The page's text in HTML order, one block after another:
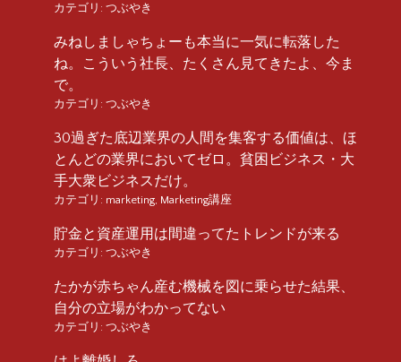
カテゴリ: つぶやき
みねしましゃちょーも本当に一気に転落した
ね。こういう社長、たくさん見てきたよ、今ま
で。
カテゴリ: つぶやき
30過ぎた底辺業界の人間を集客する価値は、ほ
とんどの業界においてゼロ。貧困ビジネス・大
手大衆ビジネスだけ。
カテゴリ: marketing, Marketing講座
貯金と資産運用は間違ってたトレンドが来る
カテゴリ: つぶやき
たかが赤ちゃん産む機械を図に乗らせた結果、
自分の立場がわかってない
カテゴリ: つぶやき